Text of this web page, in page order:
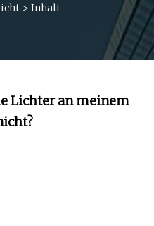
> Inhalt
Lichter an meinem